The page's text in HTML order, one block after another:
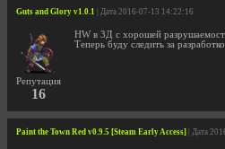
Guts and Glory v1.0.1 | Дата 2016-07-13 14:22:16
Репутация
16
HW в 3Д с хорошей
Теперь буду следить за
Paint the Town Red v0.9.5 [Steam Early Access] | Дата